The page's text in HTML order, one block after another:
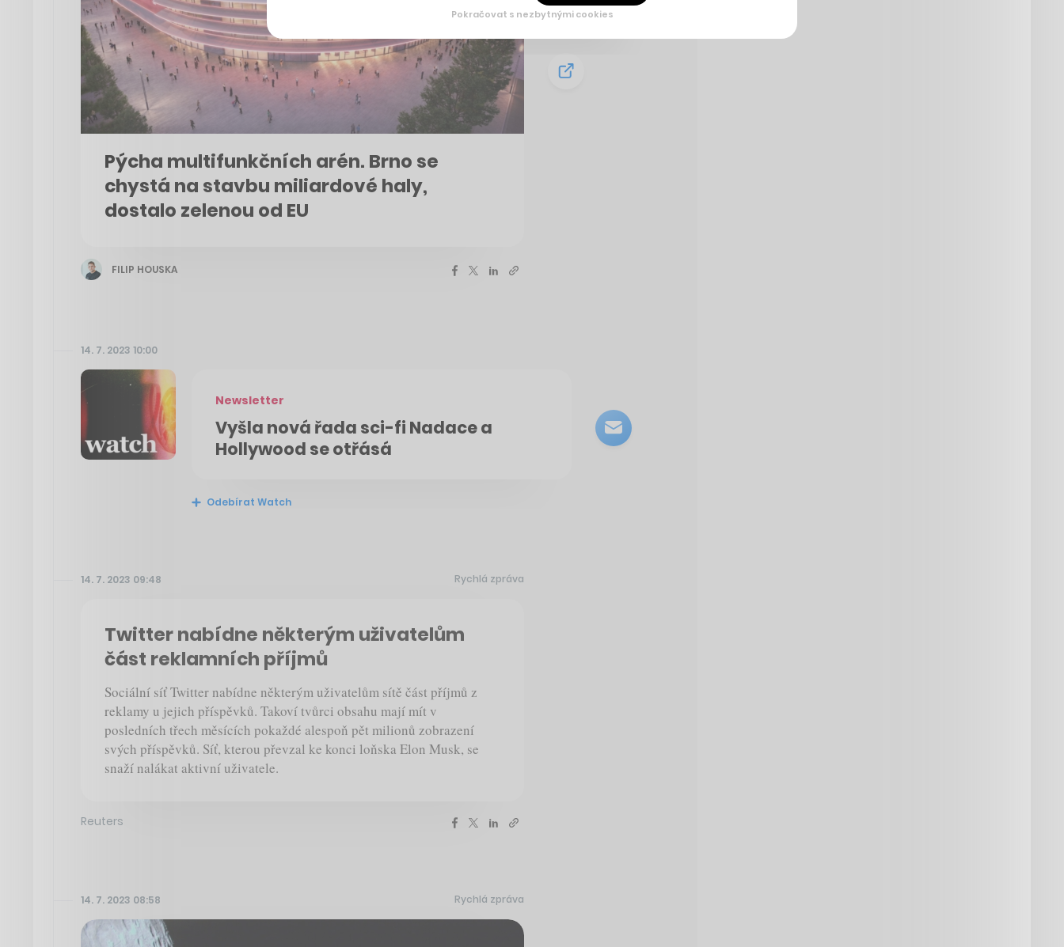
Pýcha multifunkčních arén. Brno se
chystá na stavbu miliardové haly,
dostalo zelenou od EU
FILIP HOUSKA
14. 7. 2023 10:00
Newsletter
Vyšla nová řada sci-fi Nadace a
Hollywood se otřásá
Odebírat Watch
14. 7. 2023 09:48 Rychlá zpráva
Twitter nabídne některým uživatelům
část reklamních příjmů
Sociální síť Twitter nabídne některým uživatelům sítě část příjmů z
reklamy u jejich příspěvků. Takoví tvůrci obsahu mají mít v
posledních třech měsících pokaždé alespoň pět milionů zobrazení
svých příspěvků. Síť, kterou převzal ke konci loňska Elon Musk, se
snaží nalákat aktivní uživatele.
Reuters
14. 7. 2023 08:58 Rychlá zpráva
Pokračovat s nezbytnými cookies